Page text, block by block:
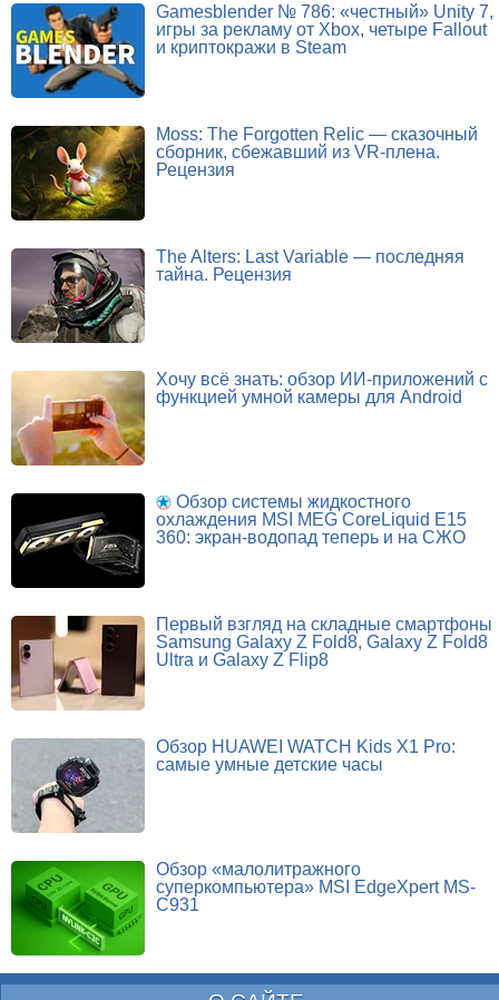
Gamesblender № 786: «честный» Unity 7,
игры за рекламу от Xbox, четыре Fallout
и криптокражи в Steam
Moss: The Forgotten Relic — сказочный
сборник, сбежавший из VR-плена.
Рецензия
The Alters: Last Variable — последняя
тайна. Рецензия
Хочу всё знать: обзор ИИ-приложений с
функцией умной камеры для Android
Обзор системы жидкостного
охлаждения MSI MEG CoreLiquid E15
360: экран-водопад теперь и на СЖО
Первый взгляд на складные смартфоны
Samsung Galaxy Z Fold8, Galaxy Z Fold8
Ultra и Galaxy Z Flip8
Обзор HUAWEI WATCH Kids X1 Pro:
самые умные детские часы
Обзор «малолитражного
суперкомпьютера» MSI EdgeXpert MS-
C931